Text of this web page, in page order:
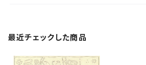
最近チェックした商品